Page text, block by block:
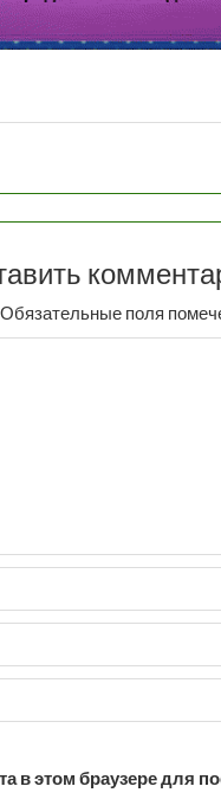
Обязательные поля
в этом браузере для